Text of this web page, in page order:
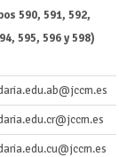
590, 591, 592,
595, 596 y 598)